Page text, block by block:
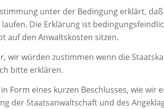
unter der Bedingung erklärt,
Die Erklärung ist
auf den Anwaltskosten sitzen.
wir würden zustimmen wenn die
bitte erklären.
Form eines kurzen Beschlusses, wie
der Staatsanwaltschaft und des